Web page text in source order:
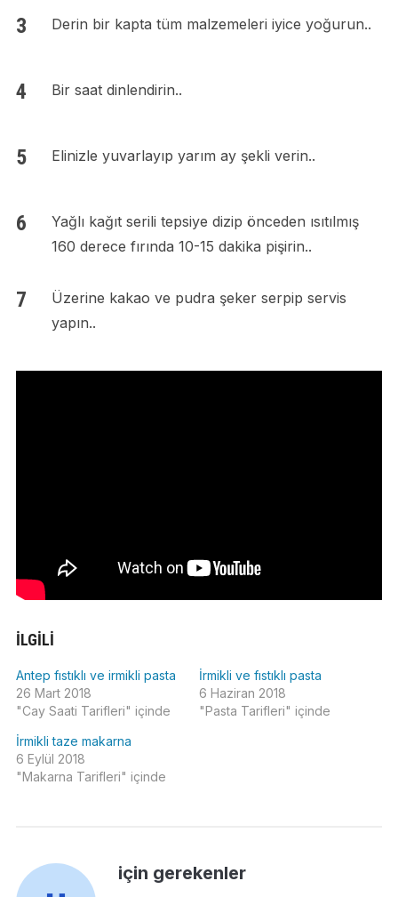
Derin bir kapta tüm malzemeleri iyice yoğurun..
Bir saat dinlendirin..
Elinizle yuvarlayıp yarım ay şekli verin..
Yağlı kağıt serili tepsiye dizip önceden ısıtılmış
160 derece fırında 10-15 dakika pişirin..
Üzerine kakao ve pudra şeker serpip servis
yapın..
İLGILI
Antep fıstıklı ve irmikli pasta
26 Mart 2018
"Cay Saati Tarifleri" içinde
İrmikli ve fıstıklı pasta
6 Haziran 2018
"Pasta Tarifleri" içinde
İrmikli taze makarna
6 Eylül 2018
"Makarna Tarifleri" içinde
için gerekenler